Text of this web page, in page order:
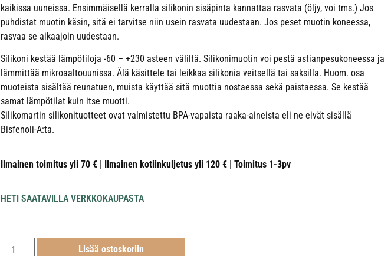
kaikissa uuneissa. Ensimmäisellä kerralla silikonin sisäpinta kannattaa rasvata (öljy, voi tms.) Jos
puhdistat muotin käsin, sitä ei tarvitse niin usein rasvata uudestaan. Jos peset muotin koneessa,
rasvaa se aikaajoin uudestaan.
Silikoni kestää lämpötiloja -60 – +230 asteen väliltä. Silikonimuotin voi pestä astianpesukoneessa ja
lämmittää mikroaaltouunissa. Älä käsittele tai leikkaa silikonia veitsellä tai saksilla. Huom. osa
muoteista sisältää reunatuen, muista käyttää sitä muottia nostaessa sekä paistaessa. Se kestää
samat lämpötilat kuin itse muotti.
Silikomartin silikonituotteet ovat valmistettu BPA-vapaista raaka-aineista eli ne eivät sisällä
Bisfenoli-A:ta.
Ilmainen toimitus yli 70 € | Ilmainen kotiinkuljetus yli 120 € | Toimitus 1-3pv
HETI SAATAVILLA VERKKOKAUPASTA
Lisää ostoskoriin